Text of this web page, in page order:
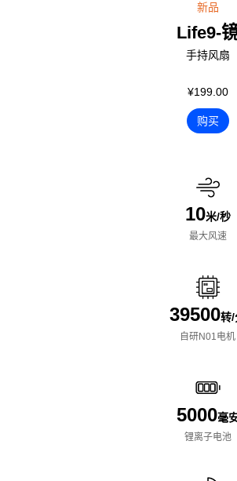
新品
Life9-
手持风扇
¥199.00
购买
10米/秒
最大风速
39500转/
自研N01电机
5000毫
锂离子电池